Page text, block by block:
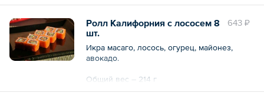
643 ₽
Ролл Калифорния с лососем 8
шт.
Икра масаго, лосось, огурец, майонез,
авокадо.
Общий вес – 214 г